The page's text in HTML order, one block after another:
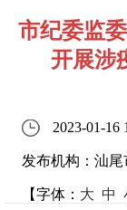
市纪委监
开展涉
2023-01-16
发布机构：汕
【字体： 大 中